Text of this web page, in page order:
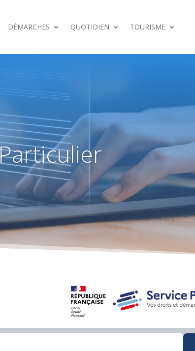
DÉMARCHES QUOTIDIEN TOURISME